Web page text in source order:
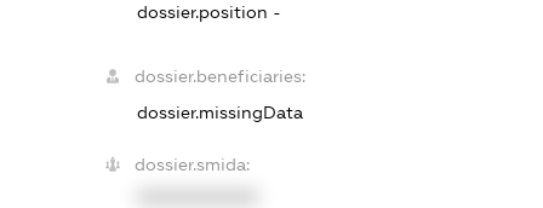
dossier.position -
dossier.beneficiaries:
dossier.missingData
dossier.smida: